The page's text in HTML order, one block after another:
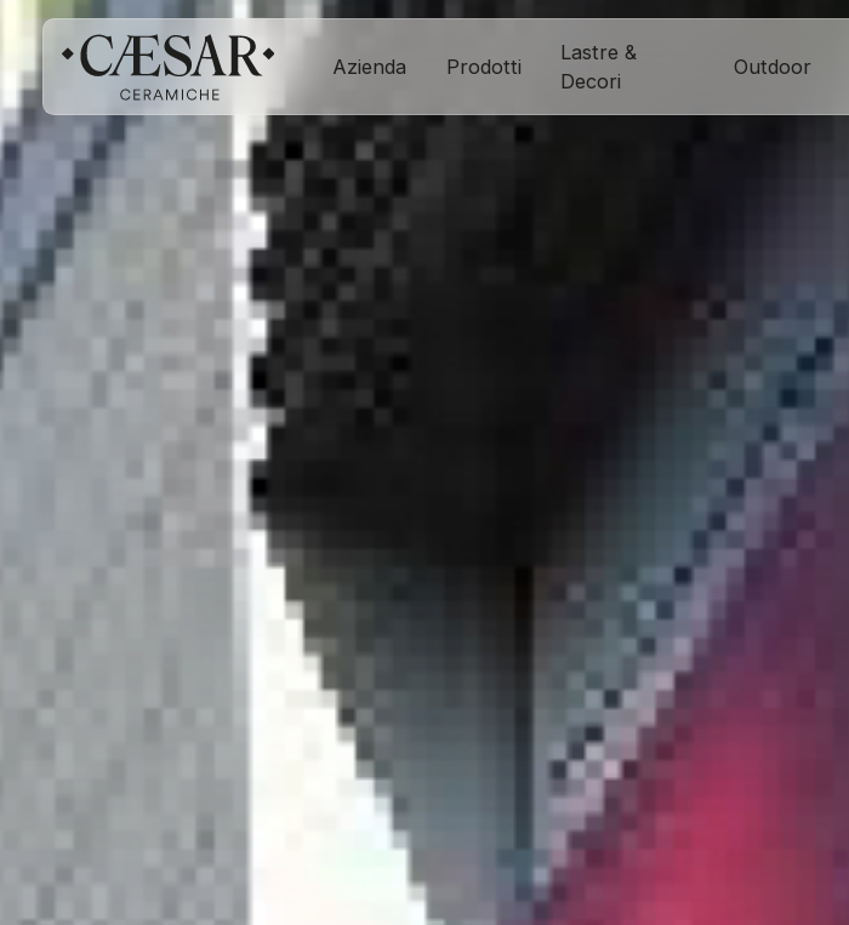
Azienda Prodotti
Lastre &
Decori
Outdoor